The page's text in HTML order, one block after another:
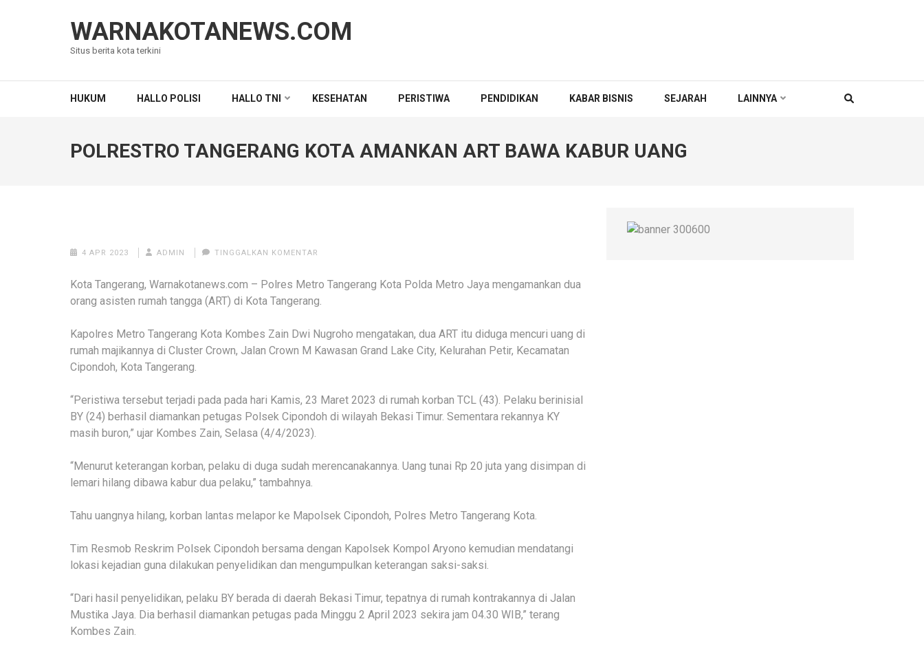
WARNAKOTANEWS.COM
Situs berita kota terkini
HUKUM HALLO POLISI HALLO TNI KESEHATAN PERISTIWA PENDIDIKAN KABAR BISNIS SEJARAH LAINNYA
POLRESTRO TANGERANG KOTA AMANKAN ART BAWA KABUR UANG
4 APR 2023 ADMIN TINGGALKAN KOMENTAR
Kota Tangerang, Warnakotanews.com – Polres Metro Tangerang Kota Polda Metro Jaya mengamankan dua
orang asisten rumah tangga (ART) di Kota Tangerang.
Kapolres Metro Tangerang Kota Kombes Zain Dwi Nugroho mengatakan, dua ART itu diduga mencuri uang di
rumah majikannya di Cluster Crown, Jalan Crown M Kawasan Grand Lake City, Kelurahan Petir, Kecamatan
Cipondoh, Kota Tangerang.
“Peristiwa tersebut terjadi pada pada hari Kamis, 23 Maret 2023 di rumah korban TCL (43). Pelaku berinisial
BY (24) berhasil diamankan petugas Polsek Cipondoh di wilayah Bekasi Timur. Sementara rekannya KY
masih buron,” ujar Kombes Zain, Selasa (4/4/2023).
“Menurut keterangan korban, pelaku di duga sudah merencanakannya. Uang tunai Rp 20 juta yang disimpan di
lemari hilang dibawa kabur dua pelaku,” tambahnya.
Tahu uangnya hilang, korban lantas melapor ke Mapolsek Cipondoh, Polres Metro Tangerang Kota.
Tim Resmob Reskrim Polsek Cipondoh bersama dengan Kapolsek Kompol Aryono kemudian mendatangi
lokasi kejadian guna dilakukan penyelidikan dan mengumpulkan keterangan saksi-saksi.
“Dari hasil penyelidikan, pelaku BY berada di daerah Bekasi Timur, tepatnya di rumah kontrakannya di Jalan
Mustika Jaya. Dia berhasil diamankan petugas pada Minggu 2 April 2023 sekira jam 04.30 WIB,” terang
Kombes Zain.